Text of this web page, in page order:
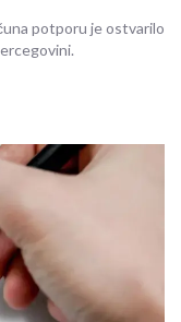
potporu je ostvarilo